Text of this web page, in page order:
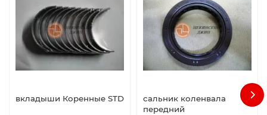
вкладыши Коренные STD
сальник коленвала
передний